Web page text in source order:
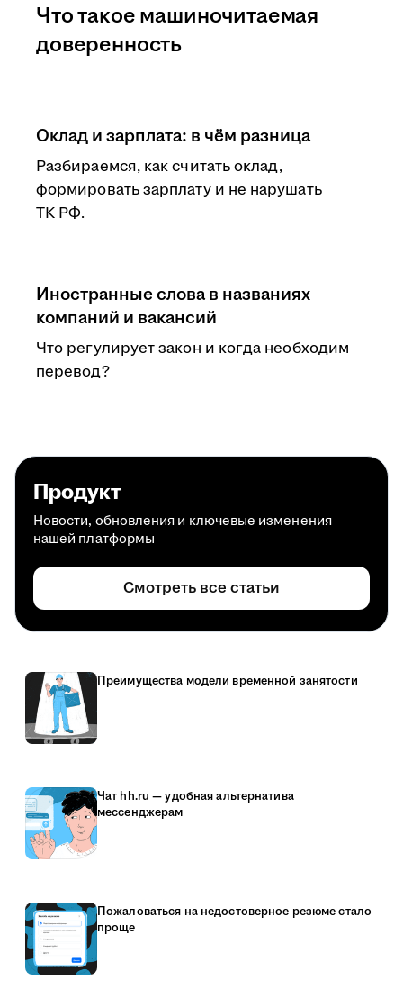
Оклад и зарплата: в чём разница
Разбираемся, как считать оклад,
формировать зарплату и не нарушать
ТК РФ.
Иностранные слова в названиях
компаний и вакансий
Что регулирует закон и когда необходим
перевод?
Что такое машиночитаемая
доверенность
Продукт
Новости, обновления и ключевые изменения
нашей платформы
Смотреть все статьи
Преимущества модели временной занятости
Чат hh.ru — удобная альтернатива
мессенджерам
Пожаловаться на недостоверное резюме стало
проще